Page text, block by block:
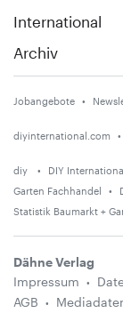
International
Archiv
Jobangebote
diyinternational.com
diy DIY
Garten Fachhandel
Statistik Baumarkt +
Dähne Verlag
Impressum
AGB